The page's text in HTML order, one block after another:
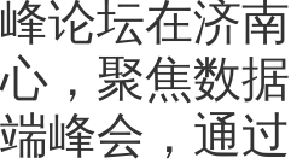
峰论坛在济
心，聚焦数
端峰会，通